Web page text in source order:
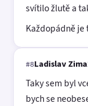
svítilo žlutě a
Každopádně je
#8Ladislav Zima
Taky sem byl
bych se